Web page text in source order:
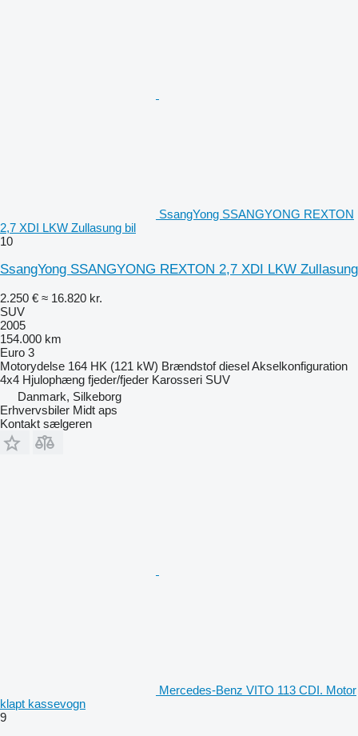
SsangYong SSANGYONG REXTON
2,7 XDI LKW Zullasung bil
10
SsangYong SSANGYONG REXTON 2,7 XDI LKW Zullasung
2.250 € ≈ 16.820 kr.
SUV
2005
154.000 km
Euro 3
Motorydelse 164 HK (121 kW) Brændstof dieselAkselkonfiguration
4x4 Hjulophæng fjeder/fjeder Karosseri SUV
Danmark, Silkeborg
Erhvervsbiler Midt aps
Kontakt sælgeren
Mercedes-Benz VITO 113 CDI. Motor
klapt kassevogn
9